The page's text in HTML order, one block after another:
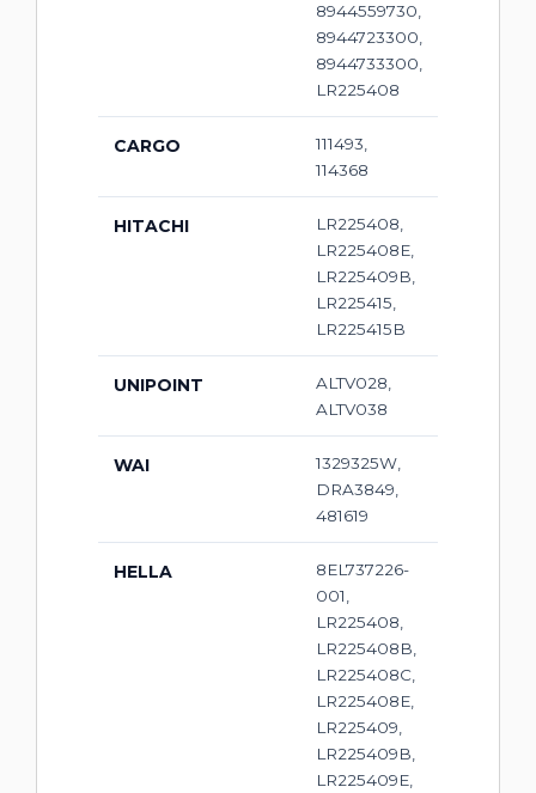
8944559730,
8944723300,
8944733300,
LR225408
CARGO
111493,
114368
HITACHI
LR225408,
LR225408E,
LR225409B,
LR225415,
LR225415B
UNIPOINT
ALTV028,
ALTV038
WAI
1329325W,
DRA3849,
481619
HELLA
8EL737226-
001,
LR225408,
LR225408B,
LR225408C,
LR225408E,
LR225409,
LR225409B,
LR225409E,